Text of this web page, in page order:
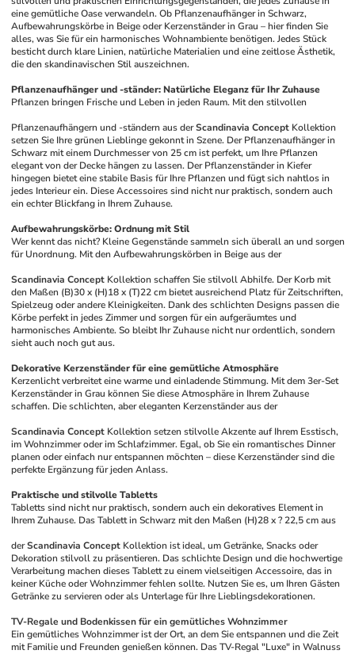
eine gemütliche Oase verwandeln. Ob Pflanzenaufhänger in Schwarz,
Aufbewahrungskörbe in Beige oder Kerzenständer in Grau – hier finden Sie
alles, was Sie für ein harmonisches Wohnambiente benötigen. Jedes Stück
besticht durch klare Linien, natürliche Materialien und eine zeitlose Ästhetik,
die den skandinavischen Stil auszeichnen.
Pflanzenaufhänger und -ständer: Natürliche Eleganz für Ihr Zuhause
Pflanzen bringen Frische und Leben in jeden Raum. Mit den stilvollen
Pflanzenaufhängern und -ständern aus der Scandinavia Concept Kollektion
setzen Sie Ihre grünen Lieblinge gekonnt in Szene. Der Pflanzenaufhänger in
Schwarz mit einem Durchmesser von 25 cm ist perfekt, um Ihre Pflanzen
elegant von der Decke hängen zu lassen. Der Pflanzenständer in Kiefer
hingegen bietet eine stabile Basis für Ihre Pflanzen und fügt sich nahtlos in
jedes Interieur ein. Diese Accessoires sind nicht nur praktisch, sondern auch
ein echter Blickfang in Ihrem Zuhause.
Aufbewahrungskörbe: Ordnung mit Stil
Wer kennt das nicht? Kleine Gegenstände sammeln sich überall an und sorgen
für Unordnung. Mit den Aufbewahrungskörben in Beige aus der
Scandinavia Concept Kollektion schaffen Sie stilvoll Abhilfe. Der Korb mit
den Maßen (B)30 x (H)18 x (T)22 cm bietet ausreichend Platz für Zeitschriften,
Spielzeug oder andere Kleinigkeiten. Dank des schlichten Designs passen die
Körbe perfekt in jedes Zimmer und sorgen für ein aufgeräumtes und
harmonisches Ambiente. So bleibt Ihr Zuhause nicht nur ordentlich, sondern
sieht auch noch gut aus.
Dekorative Kerzenständer für eine gemütliche Atmosphäre
Kerzenlicht verbreitet eine warme und einladende Stimmung. Mit dem 3er-Set
Kerzenständer in Grau können Sie diese Atmosphäre in Ihrem Zuhause
schaffen. Die schlichten, aber eleganten Kerzenständer aus der
Scandinavia Concept Kollektion setzen stilvolle Akzente auf Ihrem Esstisch,
im Wohnzimmer oder im Schlafzimmer. Egal, ob Sie ein romantisches Dinner
planen oder einfach nur entspannen möchten – diese Kerzenständer sind die
perfekte Ergänzung für jeden Anlass.
Praktische und stilvolle Tabletts
Tabletts sind nicht nur praktisch, sondern auch ein dekoratives Element in
Ihrem Zuhause. Das Tablett in Schwarz mit den Maßen (H)28 x ? 22,5 cm aus
der Scandinavia Concept Kollektion ist ideal, um Getränke, Snacks oder
Dekoration stilvoll zu präsentieren. Das schlichte Design und die hochwertige
Verarbeitung machen dieses Tablett zu einem vielseitigen Accessoire, das in
keiner Küche oder Wohnzimmer fehlen sollte. Nutzen Sie es, um Ihren Gästen
Getränke zu servieren oder als Unterlage für Ihre Lieblingsdekorationen.
TV-Regale und Bodenkissen für ein gemütliches Wohnzimmer
Ein gemütliches Wohnzimmer ist der Ort, an dem Sie entspannen und die Zeit
mit Familie und Freunden genießen können. Das TV-Regal "Luxe" in Walnuss